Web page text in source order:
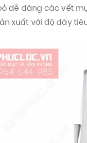
dễ dàng các vết
xuất với độ dày